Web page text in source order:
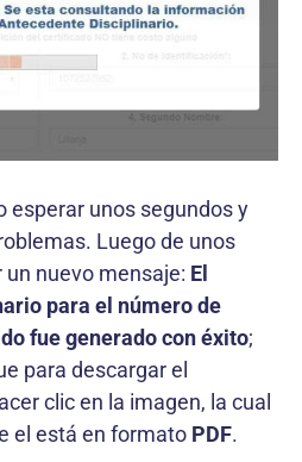
esperar unos segundos y
Luego de unos
nuevo mensaje: El
para el número de
fue generado con éxito;
para descargar el
clic en la imagen, la cual
el está en formato PDF.